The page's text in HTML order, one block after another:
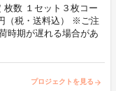
枚数 １セット３枚コー
（税・送料込） ※ご注
時期が遅れる場合があ
プロジェクトを見る arrow_forward